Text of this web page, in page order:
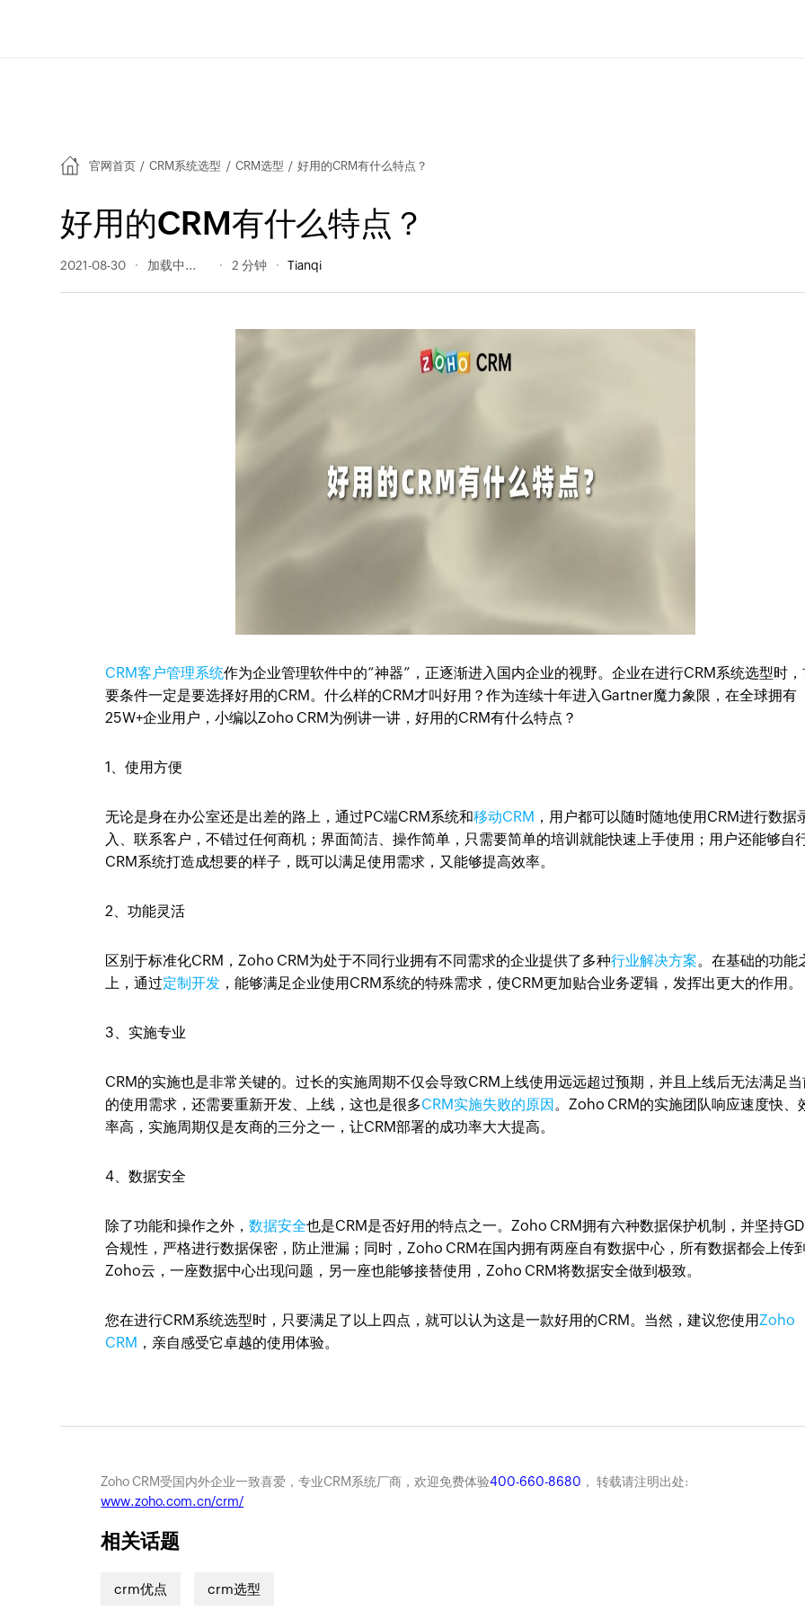
官网首页 / CRM系统选型 / CRM选型 / 好用的CRM有什么特点？
好用的CRM有什么特点？
2021-08-30 865 阅读量 2 分钟 Tianqi
CRM客户管理系统作为企业管理软件中的“神器”，正逐渐进入国内企业的视野。企业在进行CRM系统选型时
要条件一定是要选择好用的CRM。什么样的CRM才叫好用？作为连续十年进入Gartner魔力象限，在全球拥有
25W+企业用户，小编以Zoho CRM为例讲一讲，好用的CRM有什么特点？
1、使用方便
无论是身在办公室还是出差的路上，通过PC端CRM系统和移动CRM ，用户都可以随时随地使用CRM进行数据
入、联系客户，不错过任何商机；界面简洁、操作简单，只需要简单的培训就能快速上手使用；用户还能够自
CRM系统打造成想要的样子，既可以满足使用需求，又能够提高效率。
2、功能灵活
区别于标准化CRM，Zoho CRM为处于不同行业拥有不同需求的企业提供了多种行业解决方案。在基础的功能
上，通过定制开发 ，能够满足企业使用CRM系统的特殊需求，使CRM更加贴合业务逻辑，发挥出更大的作用。
3、实施专业
CRM的实施也是非常关键的。过长的实施周期不仅会导致CRM上线使用远远超过预期，并且上线后无法满足
的使用需求，还需要重新开发、上线，这也是很多CRM实施失败的原因。Zoho CRM的实施团队响应速度快、
率高，实施周期仅是友商的三分之一，让CRM部署的成功率大大提高。
4、数据安全
除了功能和操作之外，数据安全也是CRM是否好用的特点之一。Zoho CRM拥有六种数据保护机制，并坚持
合规性，严格进行数据保密，防止泄漏；同时，Zoho CRM在国内拥有两座自有数据中心，所有数据都会上传
Zoho云，一座数据中心出现问题，另一座也能够接替使用，Zoho CRM将数据安全做到极致。
您在进行CRM系统选型时，只要满足了以上四点，就可以认为这是一款好用的CRM。当然，建议您使用Zoho
CRM ，亲自感受它卓越的使用体验。
Zoho CRM受国内外企业一致喜爱，专业CRM系统厂商，欢迎免费体验400-660-8680 ， 转载请注明出处:
www.zoho.com.cn/crm/
相关话题
crm优点 crm选型